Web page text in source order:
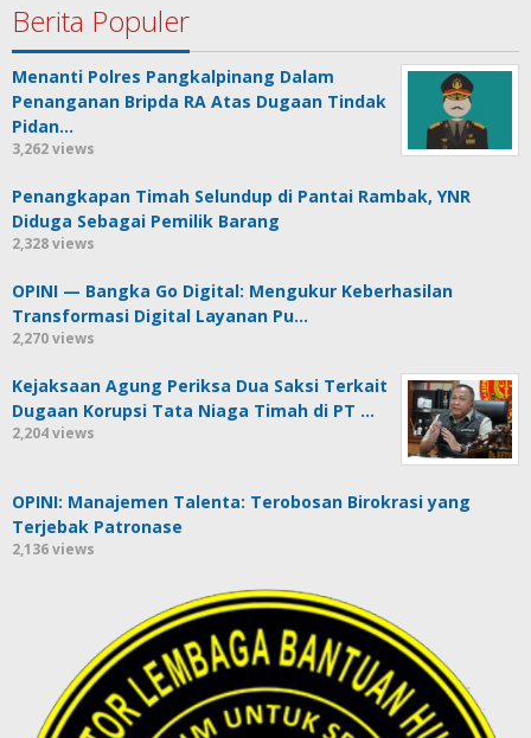
Berita Populer
Menanti Polres Pangkalpinang Dalam
Penanganan Bripda RA Atas Dugaan Tindak
Pidan…
3,262 views
Penangkapan Timah Selundup di Pantai Rambak, YNR
Diduga Sebagai Pemilik Barang
2,328 views
OPINI — Bangka Go Digital: Mengukur Keberhasilan
Transformasi Digital Layanan Pu…
2,270 views
Kejaksaan Agung Periksa Dua Saksi Terkait
Dugaan Korupsi Tata Niaga Timah di PT …
2,204 views
OPINI: Manajemen Talenta: Terobosan Birokrasi yang
Terjebak Patronase
2,136 views